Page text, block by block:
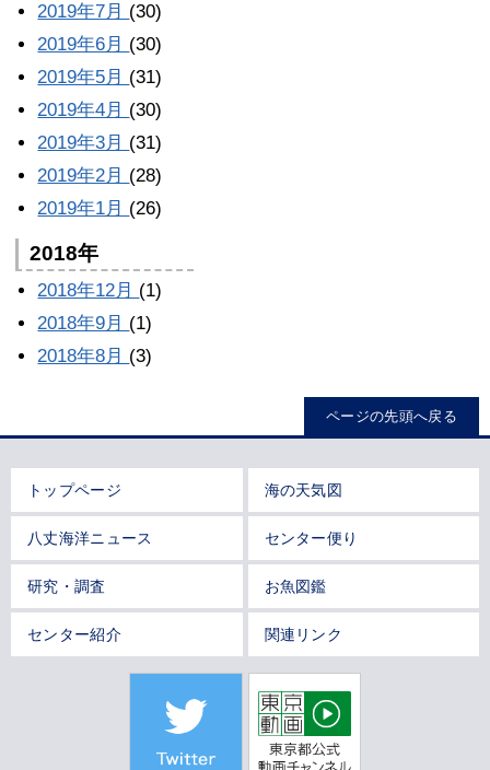
2019年7月 (30)
2019年6月 (30)
2019年5月 (31)
2019年4月 (30)
2019年3月 (31)
2019年2月 (28)
2019年1月 (26)
2018年
2018年12月 (1)
2018年9月 (1)
2018年8月 (3)
ページの先頭へ戻る
トップページ 海の天気図
八丈海洋ニュース センター便り
研究・調査 お魚図鑑
センター紹介 関連リンク